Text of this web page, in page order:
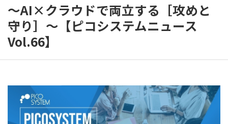
～AI×クラウドで両立する［攻めと
守り］～【ピコシステムニュース
Vol.66】